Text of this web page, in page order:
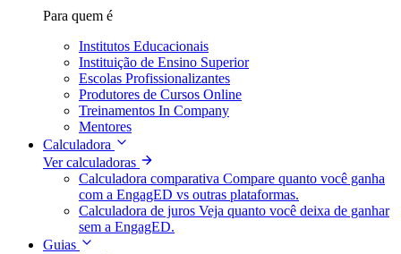
Para quem é
Institutos Educacionais
Instituição de Ensino Superior
Escolas Profissionalizantes
Produtores de Cursos Online
Treinamentos In Company
Mentores
Calculadora
Ver calculadoras
Calculadora comparativa Compare quanto você ganha
com a EngagED vs outras plataformas.
Calculadora de juros Veja quanto você deixa de ganhar
sem a EngagED.
Guias